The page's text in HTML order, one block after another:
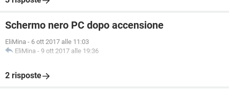
Schermo nero PC dopo accensione
EliMina - 6 ott 2017 alle 11:03
EliMina - 9 ott 2017 alle 19:36
2 risposte